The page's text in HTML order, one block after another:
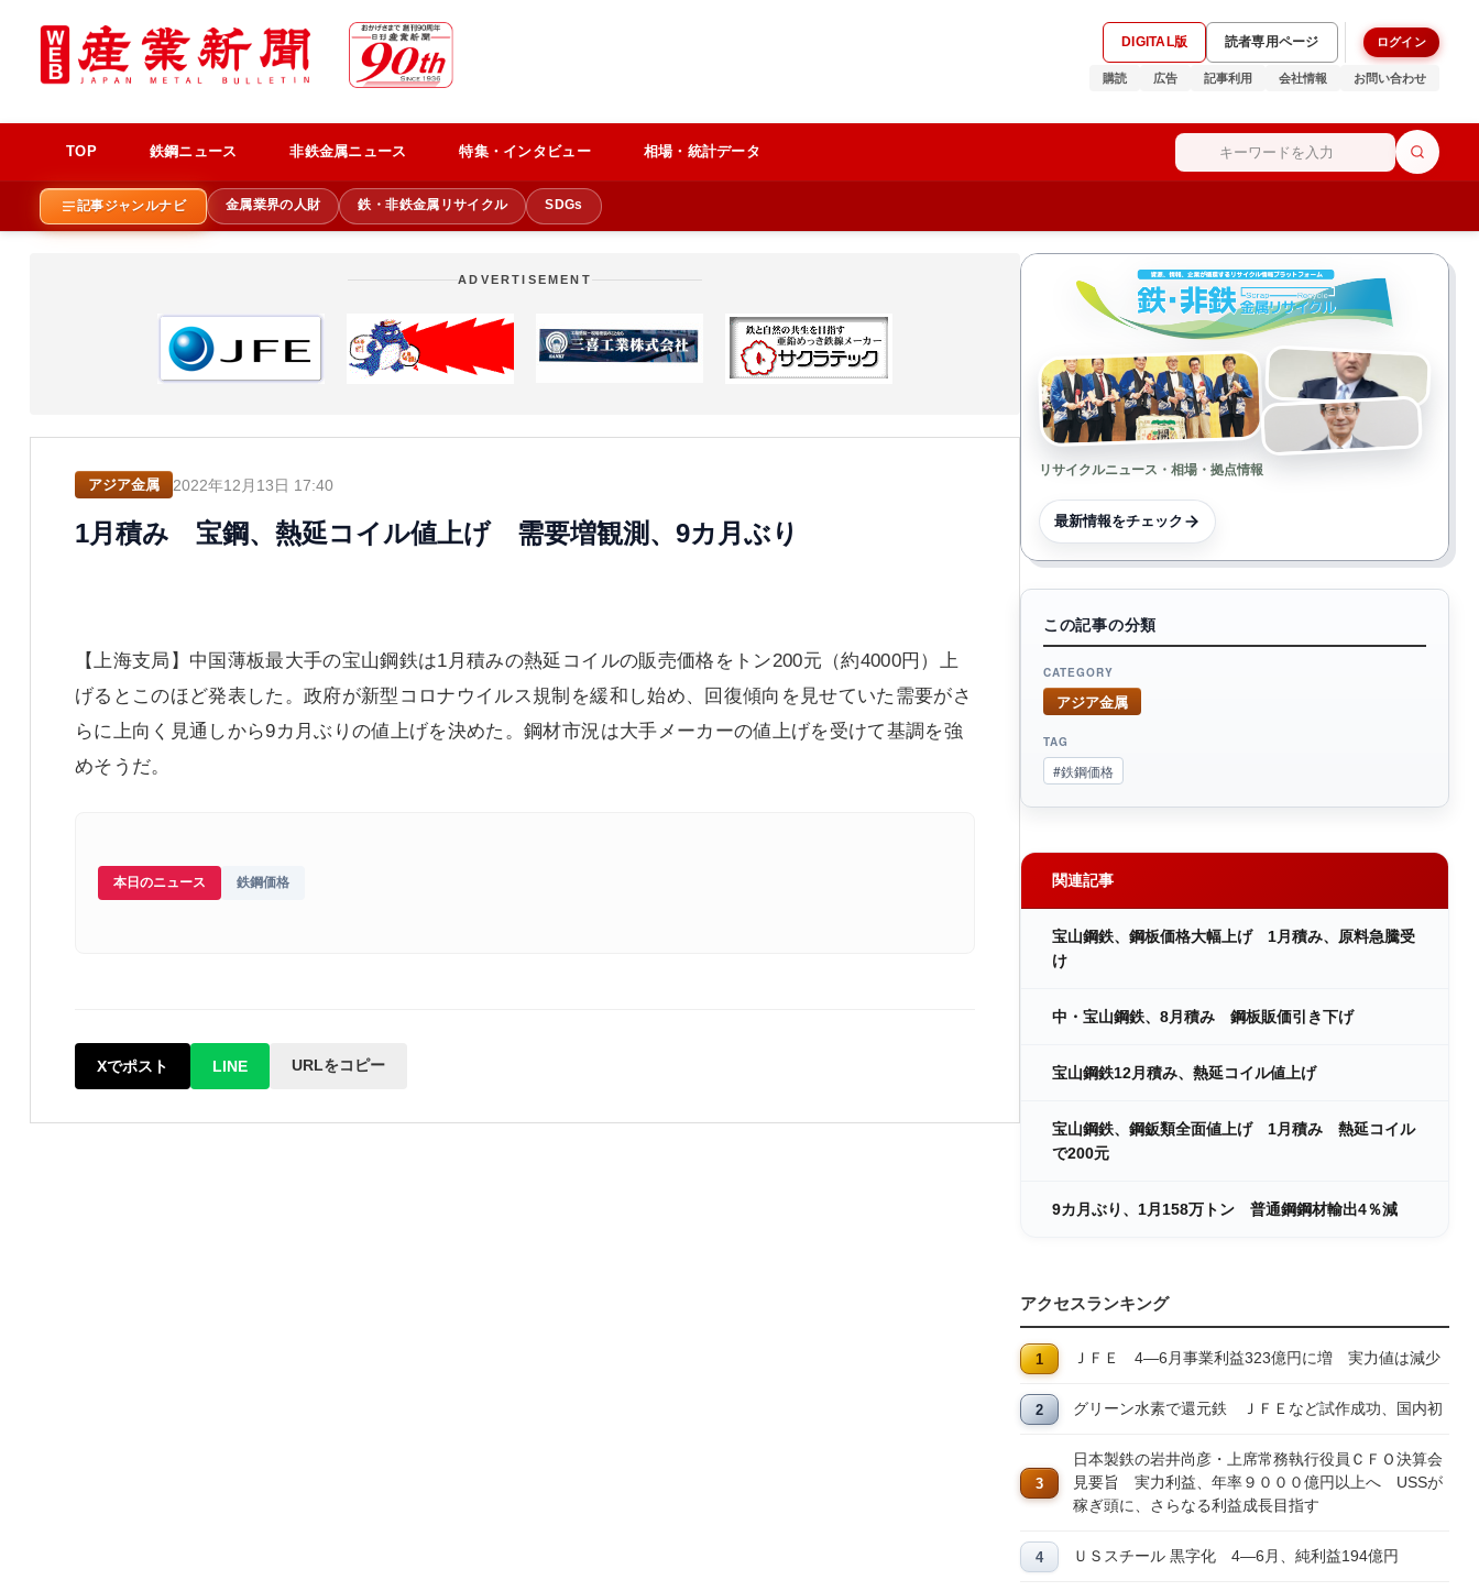
DIGITAL版 読者専用ページ ログイン
購読 広告 記事利用 会社情報 お問い合わせ
TOP 鉄鋼ニュース 非鉄金属ニュース 特集・インタビュー 相場・統計データ
記事ジャンルナビ 金属業界の人財 鉄・非鉄金属リサイクル SDGs
ADVERTISEMENT
アジア金属 2022年12月13日 17:40
1月積み 宝鋼、熱延コイル値上げ 需要増観測、9カ月ぶり
【上海支局】中国薄板最大手の宝山鋼鉄は1月積みの熱延コイルの販売価格をトン200元（約4000円）上
げるとこのほど発表した。政府が新型コロナウイルス規制を緩和し始め、回復傾向を見せていた需要がさ
らに上向く見通しから9カ月ぶりの値上げを決めた。鋼材市況は大手メーカーの値上げを受けて基調を強
めそうだ。
本日のニュース 鉄鋼価格
Xでポスト LINE URLをコピー
リサイクルニュース・相場・拠点情報
最新情報をチェック
この記事の分類
CATEGORY
アジア金属
TAG
#鉄鋼価格
関連記事
宝山鋼鉄、鋼板価格大幅上げ 1月積み、原料急騰受
け
中・宝山鋼鉄、8月積み 鋼板販価引き下げ
宝山鋼鉄12月積み、熱延コイル値上げ
宝山鋼鉄、鋼鈑類全面値上げ 1月積み 熱延コイル
で200元
9カ月ぶり、1月158万トン 普通鋼鋼材輸出4％減
アクセスランキング
ＪＦＥ 4―6月事業利益323億円に増 実力値は減少
グリーン水素で還元鉄 ＪＦＥなど試作成功、国内初
日本製鉄の岩井尚彦・上席常務執行役員ＣＦＯ決算会
見要旨 実力利益、年率９０００億円以上へ USSが
稼ぎ頭に、さらなる利益成長目指す
ＵＳスチール 黒字化 4―6月、純利益194億円